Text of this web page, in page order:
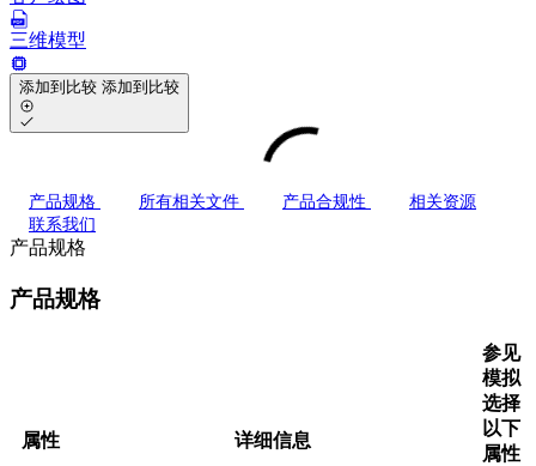
三维模型
添加到比较 添加到比较
产品规格 所有相关文件 产品合规性
相关资源
联系我们
产品规格
产品规格
属性 详细信息
参见
模拟
选择
以下
属性